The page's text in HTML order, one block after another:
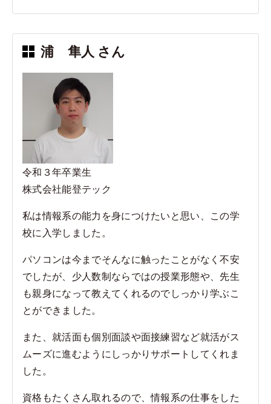
c
e
b
o
o
k
e
浦 隼人 さん
令和３年卒業生
株式会社能登テック
私は情報系の能力を身につけたいと思い、この学
校に入学しました。
パソコンは今までそんなに触ったことがなく不安
でしたが、少人数制ならではの授業形態や、先生
も親身になって教えてくれるのでしっかり学ぶこ
とができました。
また、就活面も個別面談や面接練習など就活がス
ムーズに進むようにしっかりサポートしてくれま
した。
資格もたくさん取れるので、情報系の仕事をした